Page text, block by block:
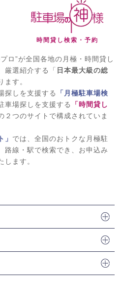
時間貸し検索・予約
ロ”が全国各地の月極・時間貸し
厳選紹介する「 日本最大級の総
ます。
探しを支援する
「月極駐車場検
車場探しを支援する
「時間貸し
２つのサイトで構成されていま
」 では、全国のおトクな月極駐
路線・駅で検索でき、お申込み
します。